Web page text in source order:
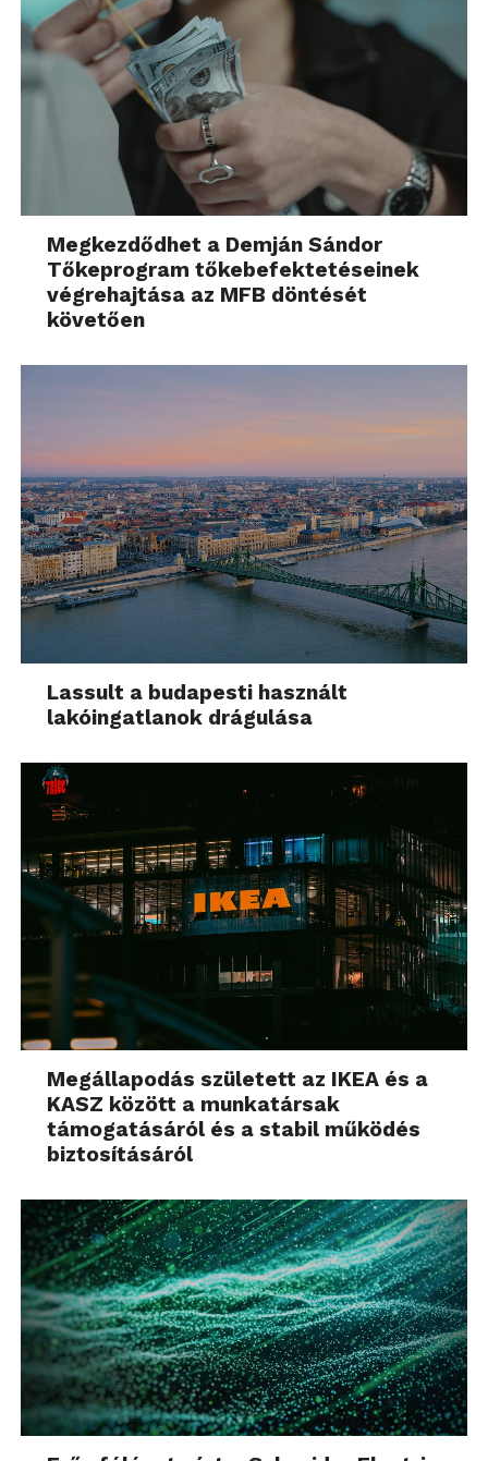
Megkezdődhet a Demján Sándor
Tőkeprogram tőkebefektetéseinek
végrehajtása az MFB döntését
követően
Lassult a budapesti használt
lakóingatlanok drágulása
Megállapodás született az IKEA és a
KASZ között a munkatársak
támogatásáról és a stabil működés
biztosításáról